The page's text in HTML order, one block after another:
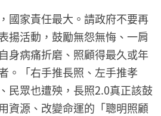
國家責任最大。請政府不要再
揚活動，鼓勵無怨無悔、一肩
身病痛折磨、照顧得最久或年
。「右手推長照、左手推孝
民眾也遭殃，長照2.0真正該鼓
資源、改變命運的「聰明照顧